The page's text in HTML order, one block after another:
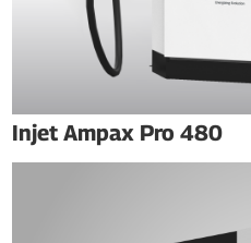
Injet Ampax Pro 480